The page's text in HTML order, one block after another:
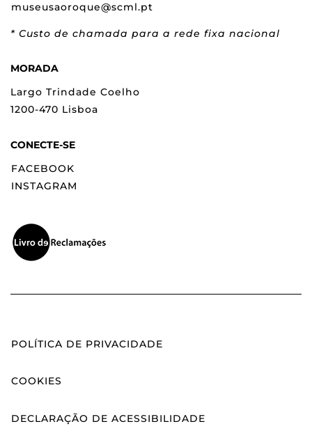
museusaoroque@scml.pt
* Custo de chamada para a rede fixa nacional
MORADA
Largo Trindade Coelho
1200-470 Lisboa
CONECTE-SE
FACEBOOK
INSTAGRAM
POLÍTICA DE PRIVACIDADE
COOKIES
DECLARAÇÃO DE ACESSIBILIDADE